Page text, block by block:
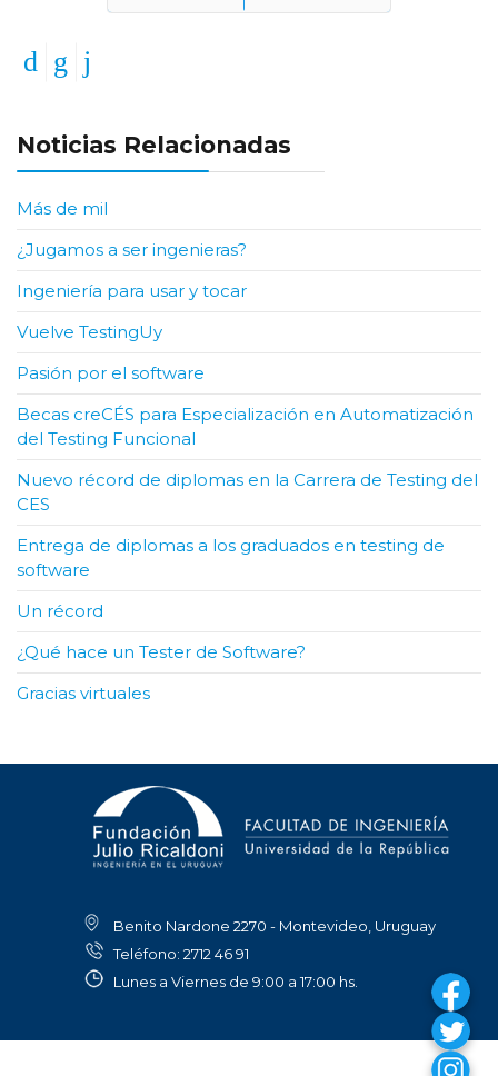
Noticias Relacionadas
Más de mil
¿Jugamos a ser ingenieras?
Ingeniería para usar y tocar
Vuelve TestingUy
Pasión por el software
Becas creCÉS para Especialización en Automatización
del Testing Funcional
Nuevo récord de diplomas en la Carrera de Testing del
CES
Entrega de diplomas a los graduados en testing de
software
Un récord
¿Qué hace un Tester de Software?
Gracias virtuales
Benito Nardone 2270 - Montevideo, Uruguay
Teléfono: 2712 46 91
Lunes a Viernes de 9:00 a 17:00 hs.